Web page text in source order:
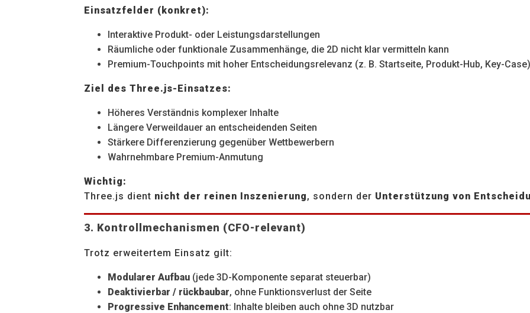
Einsatzfelder (konkret):
Interaktive Produkt- oder Leistungsdarstellungen
Räumliche oder funktionale Zusammenhänge, die 2D nicht klar vermitteln kann
Premium-Touchpoints mit hoher Entscheidungsrelevanz (z. B. Startseite, Produkt-Hub, Key-Case)
Ziel des Three.js-Einsatzes:
Höheres Verständnis komplexer Inhalte
Längere Verweildauer an entscheidenden Seiten
Stärkere Differenzierung gegenüber Wettbewerbern
Wahrnehmbare Premium-Anmutung
Wichtig:
Three.js dient nicht der reinen Inszenierung, sondern der Unterstützung von
3. Kontrollmechanismen (CFO-relevant)
Trotz erweitertem Einsatz gilt:
Modularer Aufbau (jede 3D-Komponente separat steuerbar)
Deaktivierbar / rückbaubar, ohne Funktionsverlust der Seite
Progressive Enhancement: Inhalte bleiben auch ohne 3D nutzbar